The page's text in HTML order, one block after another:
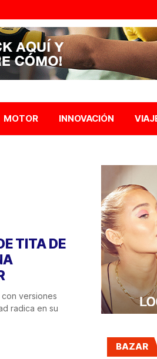
MOTOR INNOVACIÓN
TITA DE
versiones
radica en su
BAZAR